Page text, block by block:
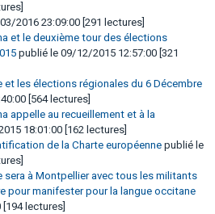
2016 23:09:00 [291 lectures]
et le deuxième tour des élections
publié le 09/12/2015 12:57:00 [321
et les élections régionales du 6 Décembre
[564 lectures]
appelle au recueillement et à la
18:01:00 [162 lectures]
de la Charte européenne publié le
sera à Montpellier avec tous les militants
pour manifester pour la langue occitane
lectures]